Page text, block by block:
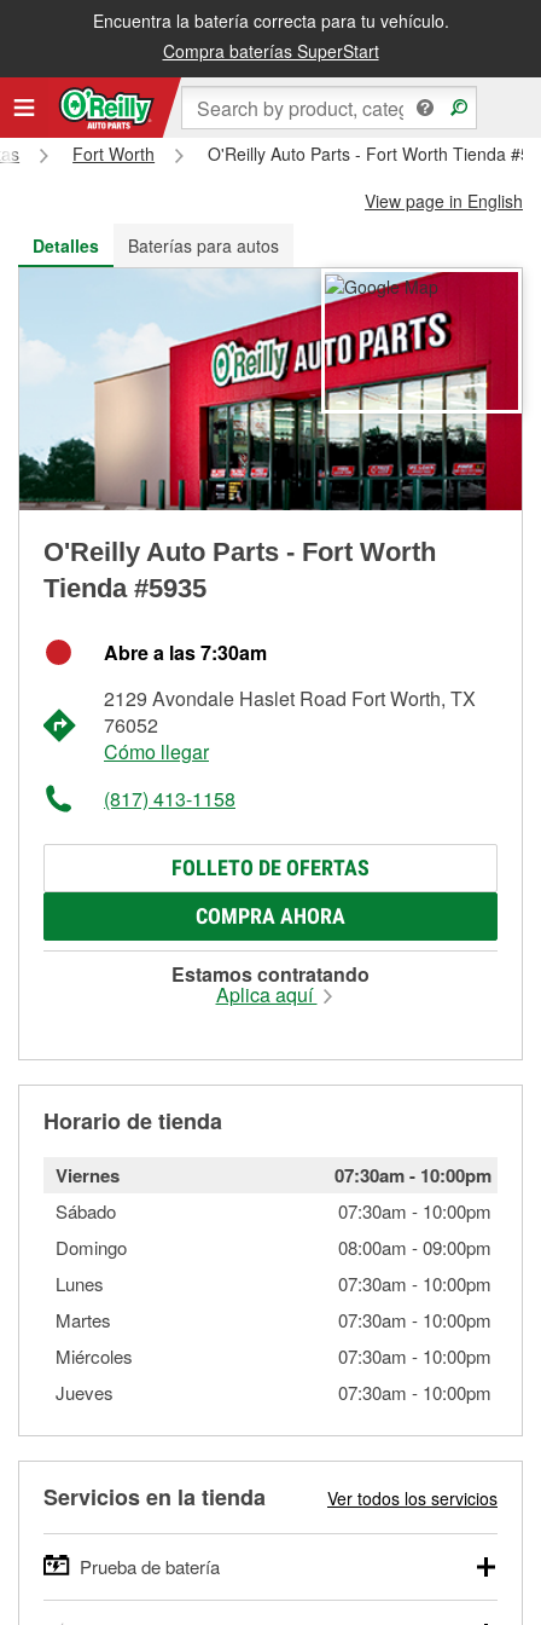
Encuentra la batería correcta para tu vehículo.
Compra baterías SuperStart
Recibe tu orden gratis al día siguiente o recógela en la tienda
Fort Worth
O'Reilly Auto Parts - Fort Worth Tienda
View page in English
Detalles
Baterías para autos
O'Reilly Auto Parts - Fort Worth
Tienda #5935
Abre a las 7:30am
2129 Avondale Haslet Road Fort Worth, TX
76052
Cómo llegar
(817) 413-1158
FOLLETO DE OFERTAS
COMPRA AHORA
Estamos contratando
Aplica aquí
Horario de tienda
Viernes 07:30am- 10:00pm
Sábado 07:30am - 10:00pm
Domingo
08:00am -09:00pm
Lunes
07:30am - 10:00pm
Martes
07:30am - 10:00pm
Miércoles
07:30am - 10:00pm
Jueves
07:30am - 10:00pm
Servicios en la tienda Ver todos los servicios
Prueba de batería